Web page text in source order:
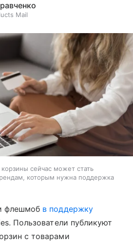
Mail
сейчас может стать
которым нужна поддержка
флешмоб в поддержку
Пользователи публикуют
с товарами